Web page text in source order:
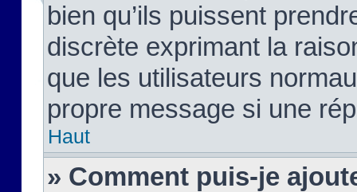
bien qu’ils puissent
discrète exprimant la
que les utilisateurs
propre message si une
Haut
» Comment puis-je